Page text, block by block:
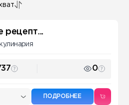
рецепт...
0
ПОДРОБНЕЕ